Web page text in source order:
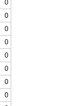
0
0
0
0
0
0
0
0